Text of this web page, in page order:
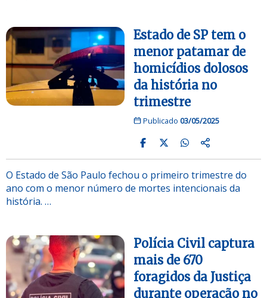
Estado de SP tem o
menor patamar de
homicídios dolosos
da história no
trimestre
Publicado 03/05/2025
O Estado de São Paulo fechou o primeiro trimestre do
ano com o menor número de mortes intencionais da
história. …
Polícia Civil captura
mais de 670
foragidos da Justiça
durante operação no